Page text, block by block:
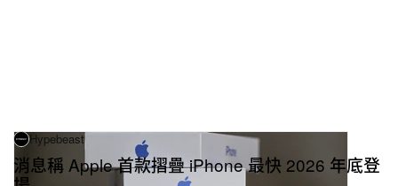
Hypebeast
消息稱 Apple 首款摺疊 iPhone 最快 2026 年底登